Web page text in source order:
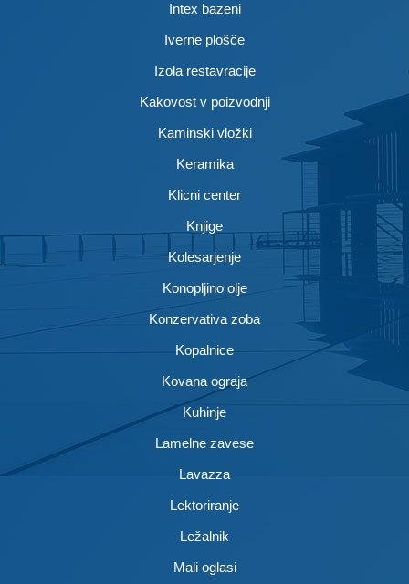
Intex bazeni
Iverne plošče
Izola restavracije
Kakovost v poizvodnji
Kaminski vložki
Keramika
Klicni center
Knjige
Kolesarjenje
Konopljino olje
Konzervativa zoba
Kopalnice
Kovana ograja
Kuhinje
Lamelne zavese
Lavazza
Lektoriranje
Ležalnik
Mali oglasi